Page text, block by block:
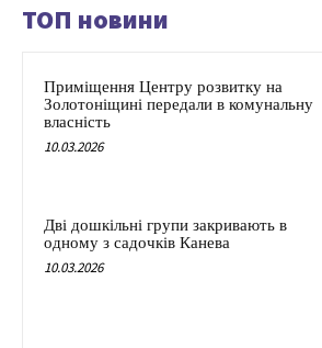
ТОП новини
Приміщення Центру розвитку на
Золотоніщині передали в комунальну
власність
10.03.2026
Дві дошкільні групи закривають в
одному з садочків Канева
10.03.2026